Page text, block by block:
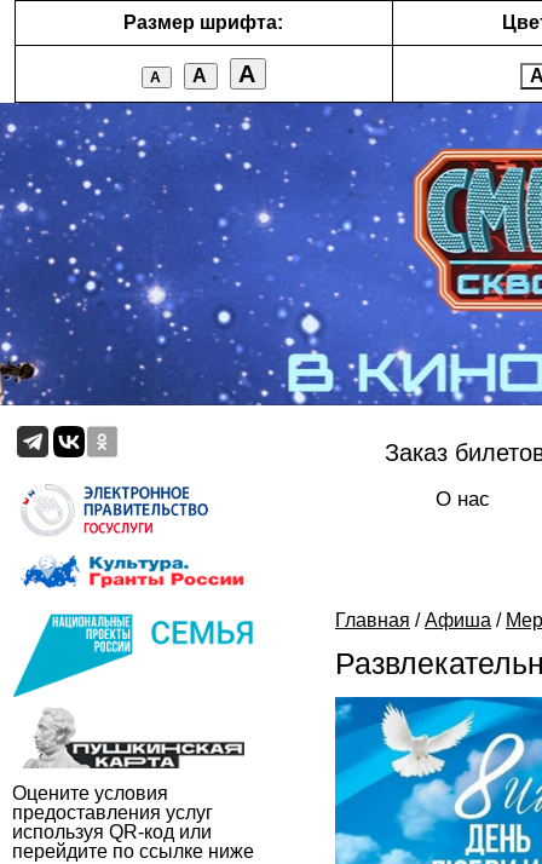
Размер шрифта:
А А А
Оцените условия
предоставления услуг
используя QR-код или
перейдите по ссылке ниже
Заказ
О нас
Главная / Афиша /